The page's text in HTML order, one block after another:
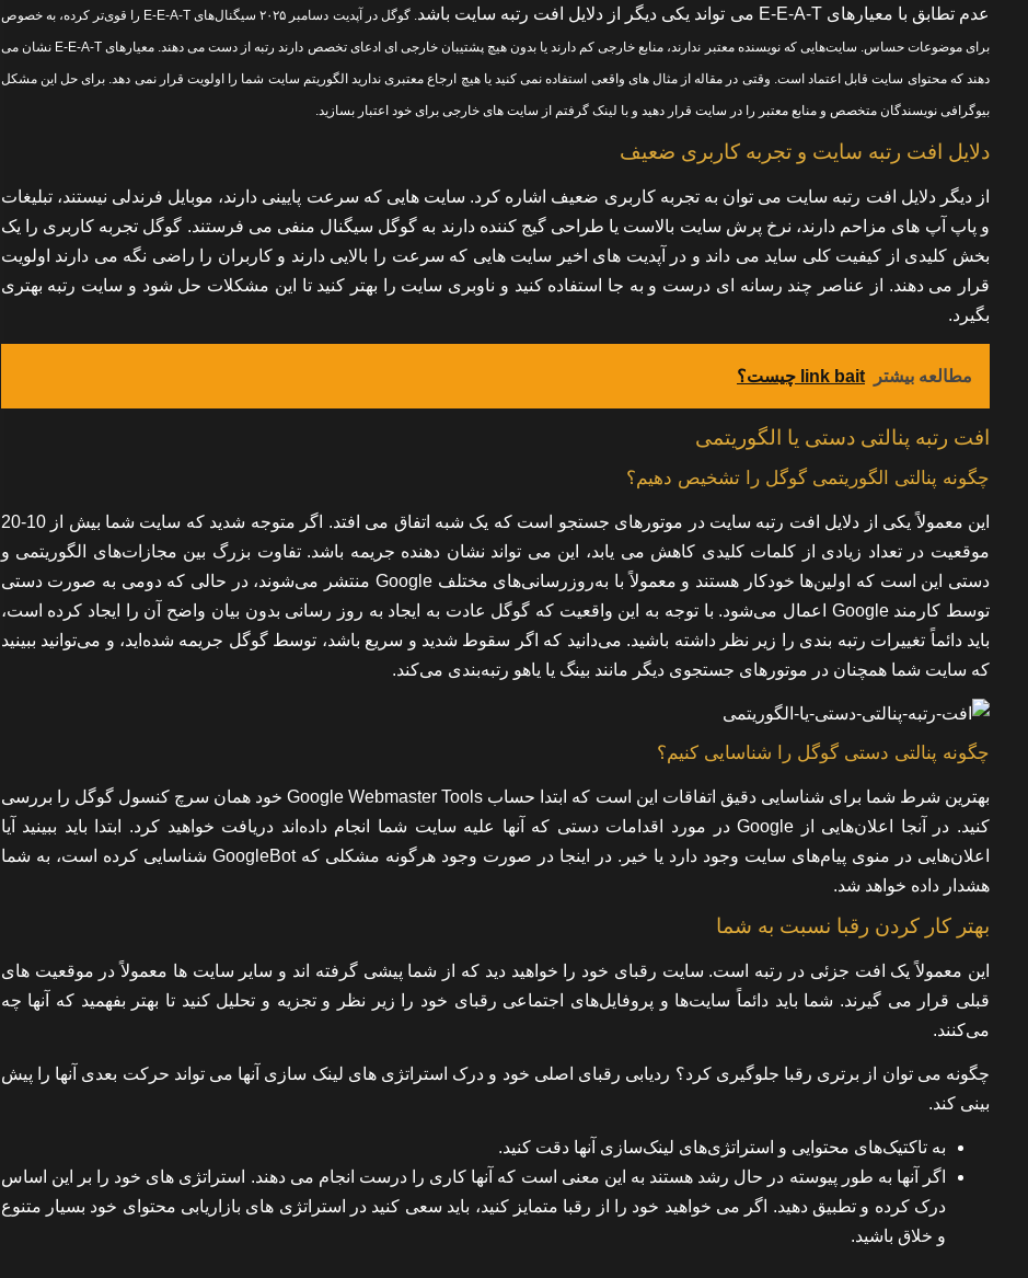
عدم تطابق با معیارهای E-E-A-T می تواند یکی دیگر از دلایل افت رتبه سایت باشد . گوگل در آپدیت دسامبر ۲۰۲۵ سیگنال‌های E-E-A-T را قوی‌تر کرده، به خصوص
برای موضوعات حساس. سایت‌هایی که نویسنده معتبر ندارند، منابع خارجی کم دارند یا بدون هیچ پشتیبان خارجی ای ادعای تخصص دارند رتبه از دست می دهند. معیارهای E-E-A-T نشان می
دهند که محتوای سایت قابل اعتماد است. وقتی در مقاله از مثال های واقعی استفاده نمی کنید یا هیچ ارجاع معتبری ندارید الگوریتم سایت شما را اولویت قرار نمی دهد. برای حل این مشکل
بیوگرافی نویسندگان متخصص و منابع معتبر را در سایت قرار دهید و با لینک گرفتم از سایت های خارجی برای خود اعتبار بسازید.
دلایل افت رتبه سایت و تجربه کاربری ضعیف
از دیگر دلایل افت رتبه سایت می توان به تجربه کاربری ضعیف اشاره کرد. سایت هایی که سرعت پایینی دارند، موبایل فرندلی نیستند، تبلیغات
و پاپ آپ های مزاحم دارند، نرخ پرش سایت بالاست یا طراحی گیج کننده دارند به گوگل سیگنال منفی می فرستند. گوگل تجربه کاربری را یک
بخش کلیدی از کیفیت کلی ساید می داند و در آپدیت های اخیر سایت هایی که سرعت را بالایی دارند و کاربران را راضی نگه می دارند اولویت
قرار می دهند. از عناصر چند رسانه ای درست و به جا استفاده کنید و ناوبری سایت را بهتر کنید تا این مشکلات حل شود و سایت رتبه بهتری
بگیرد.
مطالعه بیشتر ‌link bait چیست؟
افت رتبه پنالتی دستی یا الگوریتمی
چگونه پنالتی الگوریتمی گوگل را تشخیص دهیم؟
این معمولاً یکی از دلایل افت رتبه سایت در موتورهای جستجو است که یک شبه اتفاق می افتد. اگر متوجه شدید که سایت شما بیش از 10-20
موقعیت در تعداد زیادی از کلمات کلیدی کاهش می یابد، این می تواند نشان دهنده جریمه باشد. تفاوت بزرگ بین مجازات‌های الگوریتمی و
دستی این است که اولین‌ها خودکار هستند و معمولاً با به‌روزرسانی‌های مختلف Google منتشر می‌شوند، در حالی که دومی به صورت دستی
توسط کارمند Google اعمال می‌شود. با توجه به این واقعیت که گوگل عادت به ایجاد به روز رسانی بدون بیان واضح آن را ایجاد کرده است،
باید دائماً تغییرات رتبه بندی را زیر نظر داشته باشید. می‌دانید که اگر سقوط شدید و سریع باشد، توسط گوگل جریمه شده‌اید، و می‌توانید ببینید
که سایت شما همچنان در موتورهای جستجوی دیگر مانند بینگ یا یاهو رتبه‌بندی می‌کند.
چگونه پنالتی دستی گوگل را شناسایی کنیم؟
بهترین شرط شما برای شناسایی دقیق اتفاقات این است که ابتدا حساب Google Webmaster Tools خود همان سرچ کنسول گوگل را بررسی
کنید. در آنجا اعلان‌هایی از Google در مورد اقدامات دستی که آنها علیه سایت شما انجام داده‌اند دریافت خواهید کرد. ابتدا باید ببینید آیا
اعلان‌هایی در منوی پیام‌های سایت وجود دارد یا خیر. در اینجا در صورت وجود هرگونه مشکلی که GoogleBot شناسایی کرده است، به شما
هشدار داده خواهد شد.
بهتر کار کردن رقبا نسبت به شما
این معمولاً یک افت جزئی در رتبه است. سایت رقبای خود را خواهید دید که از شما پیشی گرفته اند و سایر سایت ها معمولاً در موقعیت های
قبلی قرار می گیرند. شما باید دائماً سایت‌ها و پروفایل‌های اجتماعی رقبای خود را زیر نظر و تجزیه و تحلیل کنید تا بهتر بفهمید که آنها چه
می‌کنند.
چگونه می توان از برتری رقبا جلوگیری کرد؟ ردیابی رقبای اصلی خود و درک استراتژی های لینک سازی آنها می تواند حرکت بعدی آنها را پیش
بینی کند.
به تاکتیک‌های محتوایی و استراتژی‌های لینک‌سازی آنها دقت کنید.
اگر آنها به طور پیوسته در حال رشد هستند به این معنی است که آنها کاری را درست انجام می دهند. استراتژی های خود را بر این اساس
درک کرده و تطبیق دهید. اگر می خواهید خود را از رقبا متمایز کنید، باید سعی کنید در استراتژی های بازاریابی محتوای خود بسیار متنوع
و خلاق باشید.